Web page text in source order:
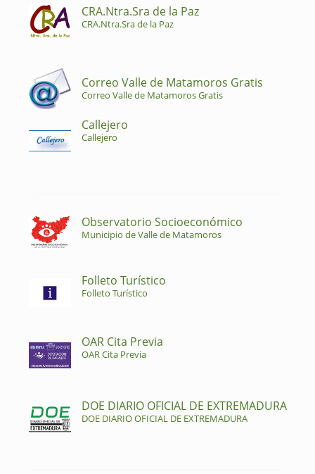
CRA.Ntra.Sra de la Paz
CRA.Ntra.Sra de la Paz
Correo Valle de Matamoros Gratis
Correo Valle de Matamoros Gratis
Callejero
Callejero
Observatorio Socioeconómico
Municipio de Valle de Matamoros
Folleto Turístico
Folleto Turístico
OAR Cita Previa
OAR Cita Previa
DOE DIARIO OFICIAL DE EXTREMADURA
DOE DIARIO OFICIAL DE EXTREMADURA